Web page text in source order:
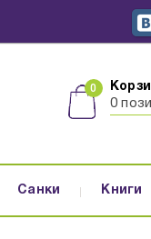
0
Санки Книги